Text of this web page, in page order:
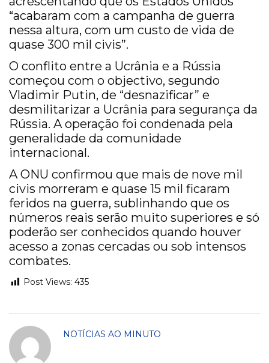
“acabaram com a campanha de guerra
nessa altura, com um custo de vida de
quase 300 mil civis”.
O conflito entre a Ucrânia e a Rússia
começou com o objectivo, segundo
Vladimir Putin, de “desnazificar” e
desmilitarizar a Ucrânia para segurança da
Rússia. A operação foi condenada pela
generalidade da comunidade
internacional.
A ONU confirmou que mais de nove mil
civis morreram e quase 15 mil ficaram
feridos na guerra, sublinhando que os
números reais serão muito superiores e só
poderão ser conhecidos quando houver
acesso a zonas cercadas ou sob intensos
combates.
Post Views: 435
NOTÍCIAS AO MINUTO